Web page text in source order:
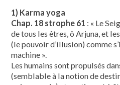
1) Karma yoga
Chap. 18 strophe 61 : « Le
de tous les êtres, ô Arjuna, et
(le pouvoir d’illusion) comme
machine ».
Les humains sont propulsés
(semblable à la notion de